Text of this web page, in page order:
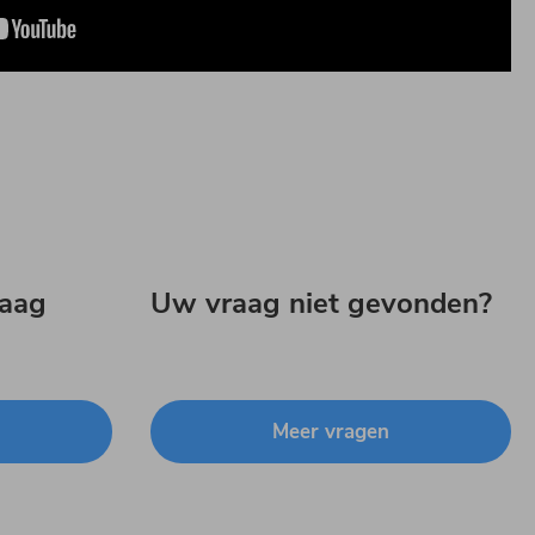
Uw vraag niet gevonden?
Meer vragen